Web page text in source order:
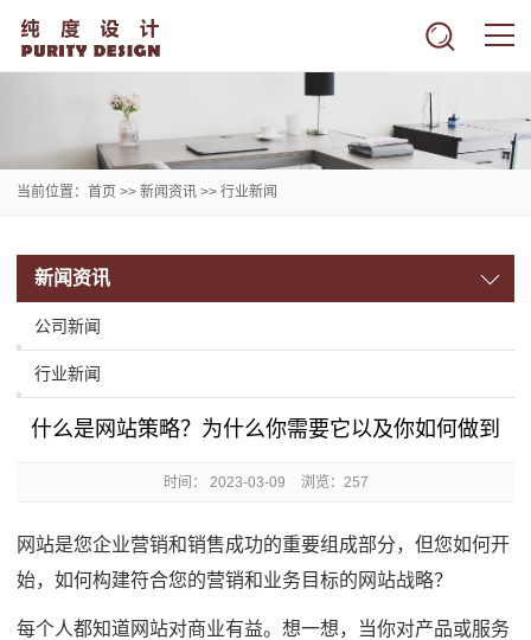
当前位置： 首页 >> 新闻资讯 >> 行业新闻
新闻资讯
公司新闻
行业新闻
什么是网站策略？为什么你需要它以及你如何做到
时间： 2023-03-09 浏览：257
网站是您企业营销和销售成功的重要组成部分，但您如何开
始，如何构建符合您的营销和业务目标的网站战略？
每个人都知道网站对商业有益。想一想，当你对产品或服务